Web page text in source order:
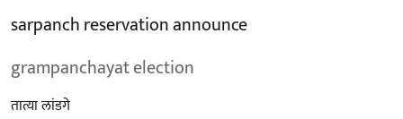
sarpanch reservation announce
grampanchayat election
तात्या लांडगे